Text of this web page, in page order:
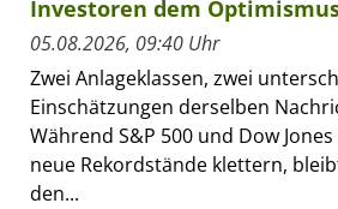
Investoren dem
05.08.2026, 09:40 Uhr
Zwei Anlageklassen, zwei
Einschätzungen derselben
Während S&P 500 und Dow
neue Rekordstände klettern,
den...